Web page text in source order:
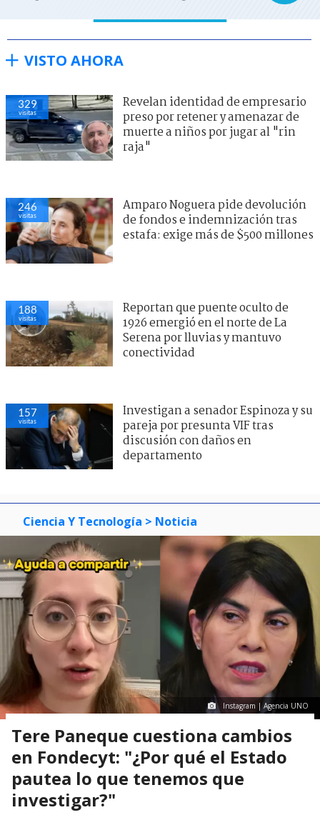
VISTO AHORA
329
visitas
Revelan identidad de empresario
preso por retener y amenazar de
muerte a niños por jugar al "rin
raja"
246
visitas
Amparo Noguera pide devolución
de fondos e indemnización tras
estafa: exige más de $500 millones
188
visitas
Reportan que puente oculto de
1926 emergió en el norte de La
Serena por lluvias y mantuvo
conectividad
157
visitas
Investigan a senador Espinoza y su
pareja por presunta VIF tras
discusión con daños en
departamento
Ciencia Y Tecnología > Noticia
Instagram | Agencia UNO
Tere Paneque cuestiona cambios
en Fondecyt: "¿Por qué el Estado
pautea lo que tenemos que
investigar?"